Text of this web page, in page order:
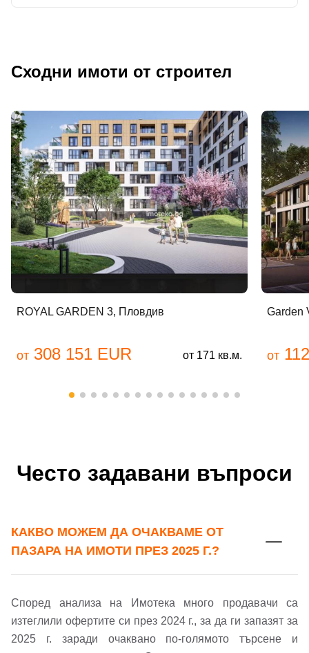
Добре дошъл!
Регистрация
Сходни имоти от строител
ROYAL GARDEN 3, Пловдив
от 308 151 EUR от 171 кв.м.
Garden
от
Често задавани въпроси
КАКВО МОЖЕМ ДА ОЧАКВАМЕ ОТ
ПАЗАРА НА ИМОТИ ПРЕЗ 2025 Г.?
Според анализа на Имотека много продавачи са
изтеглили офертите си през 2024 г., за да ги запазят за
2025 г. заради очаквано по-голямото търсене и